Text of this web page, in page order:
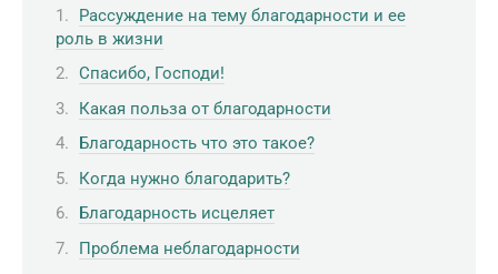
Рассуждение на тему благодарности и ее
роль в жизни
Спасибо, Господи!
Какая польза от благодарности
Благодарность что это такое?
Когда нужно благодарить?
Благодарность исцеляет
Проблема неблагодарности